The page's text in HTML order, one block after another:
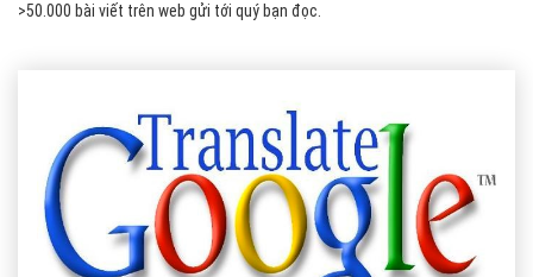
>50.000 bài viết trên web gửi tới quý bạn đọc.